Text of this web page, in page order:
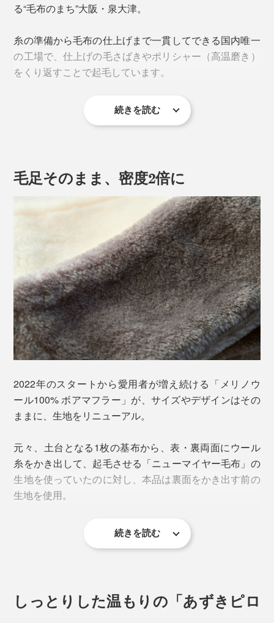
る“毛布のまち”大阪・泉大津。
糸の準備から毛布の仕上げまで一貫してできる国内唯一
の工場で、仕上げの毛さばきやポリシャー（高温磨き）
をくり返すことで起毛しています。
上質な素材を使って、熟練の職人が手間暇かけて作って
いるの毛布なのに、どうしても端材や余り生地が出てし
まって、もったいない。なんとか、捨てずに活かした
その思いから、「マフラー」は生まれました。
だから、温かさも、肌触りも、毛布とまったく同じ。ふ
続きを読む
毛足そのまま、密度2倍に
2022年のスタートから愛用者が増え続ける「メリノウ
ール100% ボアマフラー」が、サイズやデザインはその
ままに、生地をリニューアル。
元々、土台となる1枚の基布から、表・裏両面にウール
糸をかき出して、起毛させる「ニューマイヤー毛布」の
生地を使っていたのに対し、本品は裏面をかき出す前の
生地を使用。
ウールの毛足の長さ・量は同じですが、パイルが表・裏
続きを読む
しっとりした温もりの「あずきピロ